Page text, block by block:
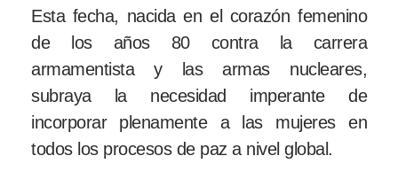
Esta fecha, nacida en el corazón femenino
de los años 80 contra la carrera
armamentista y las armas nucleares,
subraya la necesidad imperante de
incorporar plenamente a las mujeres en
todos los procesos de paz a nivel global.